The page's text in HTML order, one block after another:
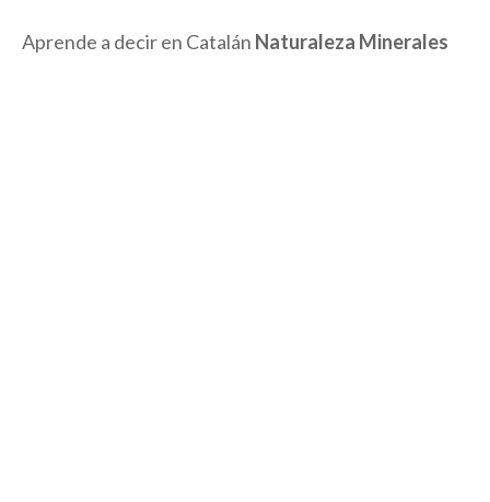
Aprende a decir en Catalán Naturaleza Minerales